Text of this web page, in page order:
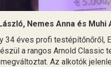
Nemes Anna és Muhi
34 éves profi testépítőnőről,
a rangos Arnold Classic
Az alkotók